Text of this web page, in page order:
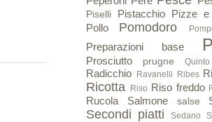
Piselli Pistacchio Pizze e
Pollo Pomodoro
Preparazioni base
Prosciutto prugne
Radicchio Ravanelli Ribes
Ricotta Riso Riso freddo
Rucola Salmone salse
Secondi piatti Sedano